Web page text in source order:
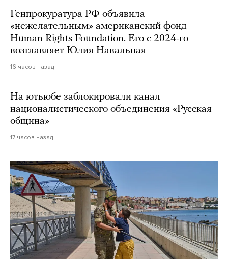
Генпрокуратура РФ объявила
«нежелательным» американский фонд
Human Rights Foundation. Его с 2024-го
возглавляет Юлия Навальная
16 часов назад
На ютьюбе заблокировали канал
националистического объединения «Русская
община»
17 часов назад